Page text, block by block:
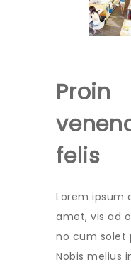
Proin
felis
Lorem ipsum
amet, vis ad
no cum solet
Nobis melius